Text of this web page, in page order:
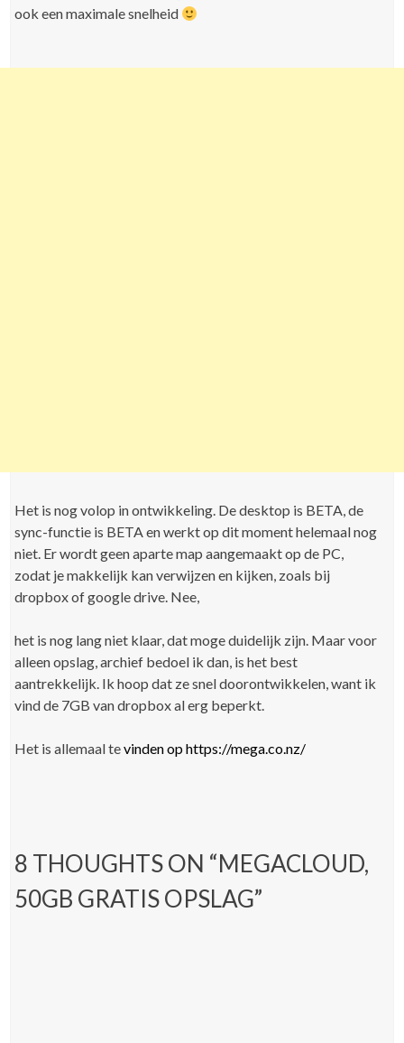
ook een maximale snelheid
Het is nog volop in ontwikkeling. De desktop is BETA, de
sync-functie is BETA en werkt op dit moment helemaal nog
niet. Er wordt geen aparte map aangemaakt op de PC,
zodat je makkelijk kan verwijzen en kijken, zoals bij
dropbox of google drive. Nee,
het is nog lang niet klaar, dat moge duidelijk zijn. Maar voor
alleen opslag, archief bedoel ik dan, is het best
aantrekkelijk. Ik hoop dat ze snel doorontwikkelen, want ik
vind de 7GB van dropbox al erg beperkt.
Het is allemaal tevinden op https://mega.co.nz/
8 THOUGHTS ON “MEGACLOUD,
50GB GRATIS OPSLAG”